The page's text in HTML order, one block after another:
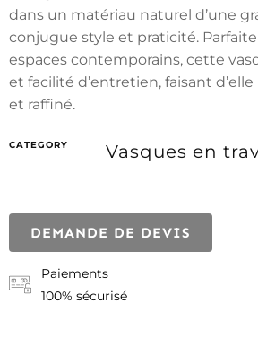
dans un matériau naturel d’une
conjugue style et praticité.
espaces contemporains, cette
et facilité d’entretien, faisant
et raffiné.
CATEGORY Vasques en
DEMANDE DE DEVIS
Paiements
100% sécurisé